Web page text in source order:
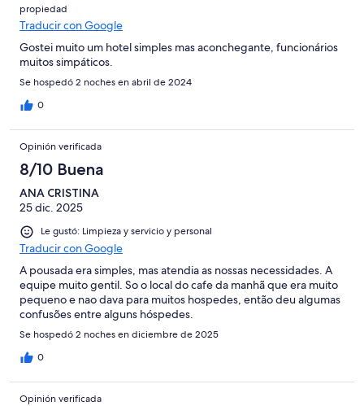
propiedad
Traducir con Google
Gostei muito um hotel simples mas aconchegante, funcionários
muitos simpáticos.
Se hospedó 2 noches en abril de 2024
0
Opinión verificada
8/10 Buena
ANA CRISTINA
25 dic. 2025
Le gustó: Limpieza y servicio y personal
Traducir con Google
A pousada era simples, mas atendia as nossas necessidades. A
equipe muito gentil. So o local do cafe da manhã que era muito
pequeno e nao dava para muitos hospedes, então deu algumas
confusões entre alguns hóspedes.
Se hospedó 2 noches en diciembre de 2025
0
Opinión verificada